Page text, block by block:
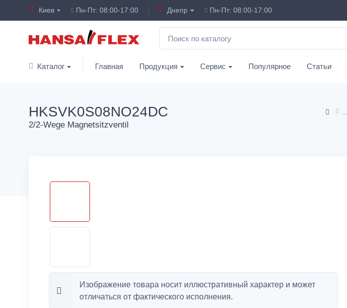
Киев Пн-Пт: 08:00-17:00 Днепр Пн-Пт: 08:00-17:00
Каталог Главная Продукция Сервис Популярное Статьи
HKSVK0S08NO24DC
2/2-Wege Magnetsitzventil
Изображение товара носит иллюстративный характер и может
отличаться от фактического исполнения.